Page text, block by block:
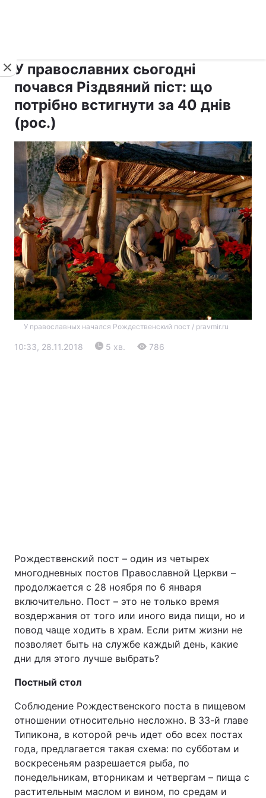
Київ Львів
Дніпро Харків
Одеса
Спорт Наука
Техно і зв'язок
Зброя Інциденти
Здоров'я Туризм
Цікавинки Погода
У православних сьогодні
почався Різдвяний піст: що
потрібно встигнути за 40 днів
(рос.)
У православных начался Рождественский пост / pravmir.ru
10:33, 28.11.2018 5 хв. 786
Рождественский пост – один из четырех
многодневных постов Православной Церкви –
продолжается с 28 ноября по 6 января
включительно. Пост – это не только время
воздержания от того или иного вида пищи, но и
повод чаще ходить в храм. Если ритм жизни не
позволяет быть на службе каждый день, какие
дни для этого лучше выбрать?
Постный стол
Соблюдение Рождественского поста в пищевом
отношении относительно несложно. В 33-й главе
Типикона, в которой речь идет обо всех постах
года, предлагается такая схема: по субботам и
воскресеньям разрешается рыба, по
понедельникам, вторникам и четвергам – пища с
растительным маслом и вином, по средам и